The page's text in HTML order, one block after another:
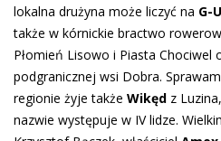
lokalna drużyna może liczyć na G-
także w kórnickie bractwo
Płomień Lisowo i Piasta Chociwel
podgranicznej wsi Dobra.
regionie żyje także Wikęd z
nazwie występuje w IV lidze.